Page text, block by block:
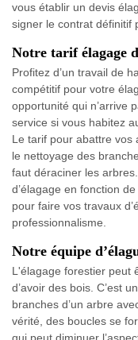
vous établir un devis
signer le contrat définitif
Notre tarif élagage
Profitez d’un travail de
compétitif pour votre
opportunité qui n’arrive
service si vous habitez
Le tarif pour abattre vos
le nettoyage des
faut déraciner les
d’élagage en fonction
pour faire vos travaux
professionnalisme.
Notre équipe
L'élagage forestier peut
d’avoir des bois. C’est
branches d’un arbre
vérité, des boucles se